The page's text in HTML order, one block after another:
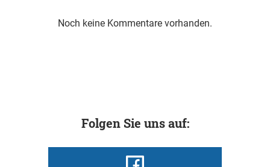
Noch keine Kommentare vorhanden.
Folgen Sie uns auf: